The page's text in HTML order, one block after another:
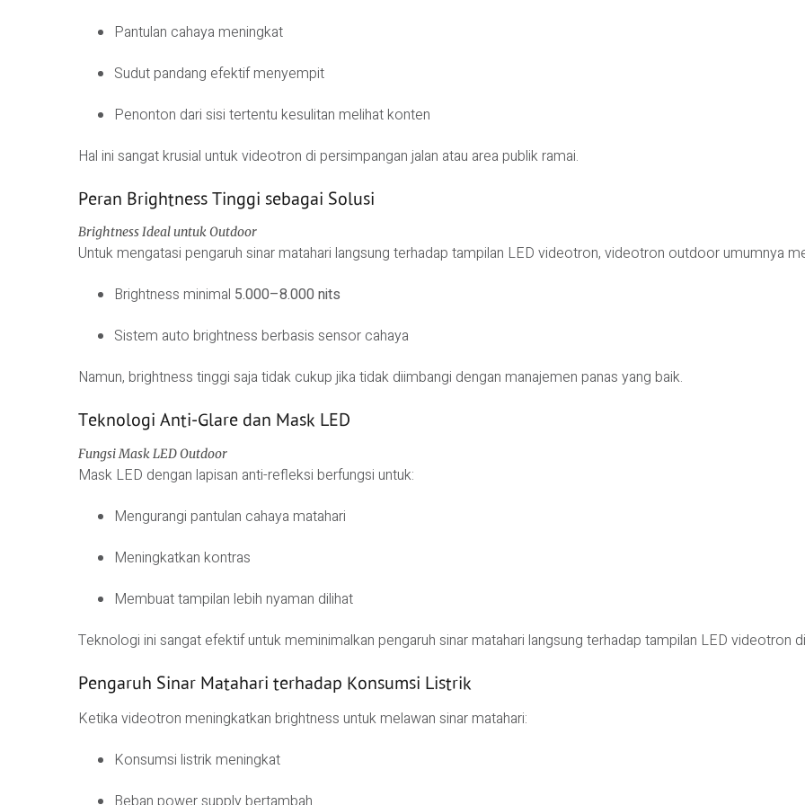
Pantulan cahaya meningkat
Sudut pandang efektif menyempit
Penonton dari sisi tertentu kesulitan melihat konten
Hal ini sangat krusial untuk videotron di persimpangan jalan atau area publik ramai.
Peran Brightness Tinggi sebagai Solusi
Brightness Ideal untuk Outdoor
Untuk mengatasi pengaruh sinar matahari langsung terhadap tampilan LED videotron, videotron outdoor umumnya
Brightness minimal 5.000–8.000 nits
Sistem auto brightness berbasis sensor cahaya
Namun, brightness tinggi saja tidak cukup jika tidak diimbangi dengan manajemen panas yang baik.
Teknologi Anti-Glare dan Mask LED
Fungsi Mask LED Outdoor
Mask LED dengan lapisan anti-refleksi berfungsi untuk:
Mengurangi pantulan cahaya matahari
Meningkatkan kontras
Membuat tampilan lebih nyaman dilihat
Teknologi ini sangat efektif untuk meminimalkan pengaruh sinar matahari langsung terhadap tampilan LED videotron
Pengaruh Sinar Matahari terhadap Konsumsi Listrik
Ketika videotron meningkatkan brightness untuk melawan sinar matahari:
Konsumsi listrik meningkat